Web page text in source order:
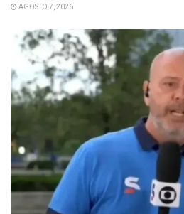
AGOSTO 7, 2026